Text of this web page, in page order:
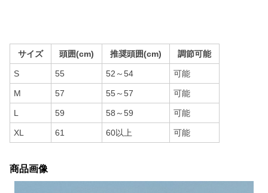
サイズ 頭囲(cm) 推奨頭囲(cm) 調節可能
S 55 52～54 可能
M 57 55～57 可能
L 59 58～59 可能
XL 61 60以上 可能
商品画像